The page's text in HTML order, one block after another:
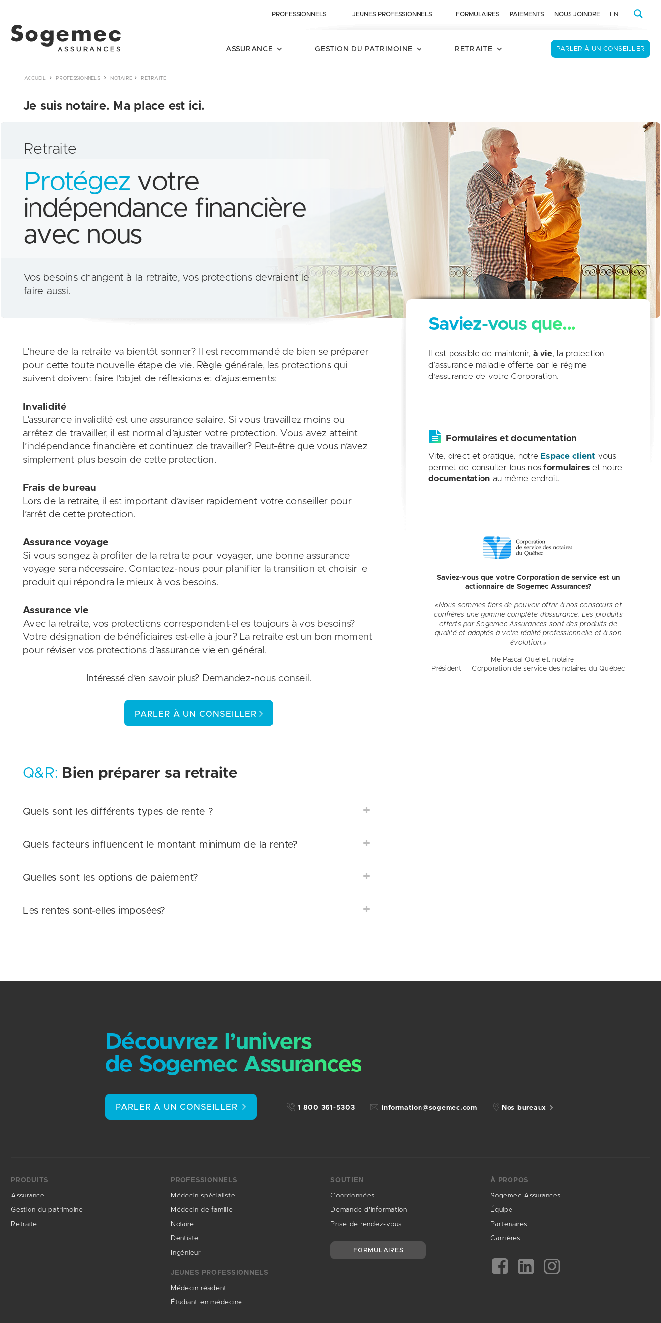
PROFESSIONNELS JEUNES PROFESSIONNELS FORMULAIRES PAIEMENTS NOUS JOINDRE EN
ASSURANCE GESTION DU PATRIMOINE RETRAITE PARLER À UN CONSEILLER
ACCUEIL PROFESSIONNELS NOTAIRE RETRAITE
Je suis notaire. Ma place est ici.
Retraite
Protégez votre
indépendance financière
avec nous
Vos besoins changent à la retraite, vos protections devraient le
faire aussi.
L’heure de la retraite va bientôt sonner? Il est recommandé de bien se préparer
pour cette toute nouvelle étape de vie. Règle générale, les protections qui
suivent doivent faire l’objet de réflexions et d’ajustements:
Invalidité
L’assurance invalidité est une assurance salaire. Si vous travaillez moins ou
arrêtez de travailler, il est normal d’ajuster votre protection. Vous avez atteint
l’indépendance financière et continuez de travailler? Peut-être que vous n’avez
simplement plus besoin de cette protection.
Frais de bureau
Lors de la retraite, il est important d’aviser rapidement votre conseiller pour
l’arrêt de cette protection.
Assurance voyage
Si vous songez à profiter de la retraite pour voyager, une bonne assurance
voyage sera nécessaire. Contactez-nous pour planifier la transition et choisir le
produit qui répondra le mieux à vos besoins.
Assurance vie
Avec la retraite, vos protections correspondent-elles toujours à vos besoins?
Votre désignation de bénéficiaires est-elle à jour? La retraite est un bon moment
pour réviser vos protections d’assurance vie en général.
Intéressé d’en savoir plus? Demandez-nous conseil.
PARLER À UN CONSEILLER
Q&R: Bien préparer sa retraite
Quels sont les différents types de rente ?
Quels facteurs influencent le montant minimum de la rente?
Quelles sont les options de paiement?
Les rentes sont-elles imposées?
Saviez-vous que...
Il est possible de maintenir, à vie, la protection
d’assurance maladie offerte par le régime
d'assurance de votre Corporation.
Formulaires et documentation
Vite, direct et pratique, notre Espace client vous
permet de consulter tous nosformulaires et notre
documentation au même endroit.
Saviez-vous que votre Corporation de service est un
actionnaire de Sogemec Assurances?
«Nous sommes fiers de pouvoir offrir à nos consœurs et
confrères une gamme complète d’assurance. Les produits
offerts par Sogemec Assurances sont des produits de
qualité et adaptés à votre réalité professionnelle et à son
évolution.»
— Me Pascal Ouellet, notaire
Président — Corporation de service des notaires du Québec
Découvrez l’univers
de Sogemec Assurances
PARLER À UN CONSEILLER 1 800 361-5303 information@sogemec.com Nos bureaux
PRODUITS
Assurance
Gestion du patrimoine
Retraite
PROFESSIONNELS
Médecin spécialiste
Médecin de famille
Notaire
Dentiste
Ingénieur
JEUNES PROFESSIONNELS
Médecin résident
Étudiant en médecine
SOUTIEN
Coordonnées
Demande d'information
Prise de rendez-vous
FORMULAIRES
À PROPOS
Sogemec Assurances
Équipe
Partenaires
Carrières